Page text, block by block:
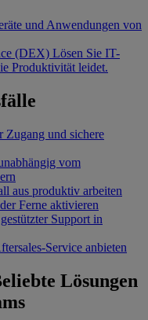
und Anwendungen von
(DEX) Lösen Sie IT-
Produktivität leidet.
Zugang und sichere
vom
aus produktiv arbeiten
Ferne aktivieren
Support in
Service anbieten
Lösungen